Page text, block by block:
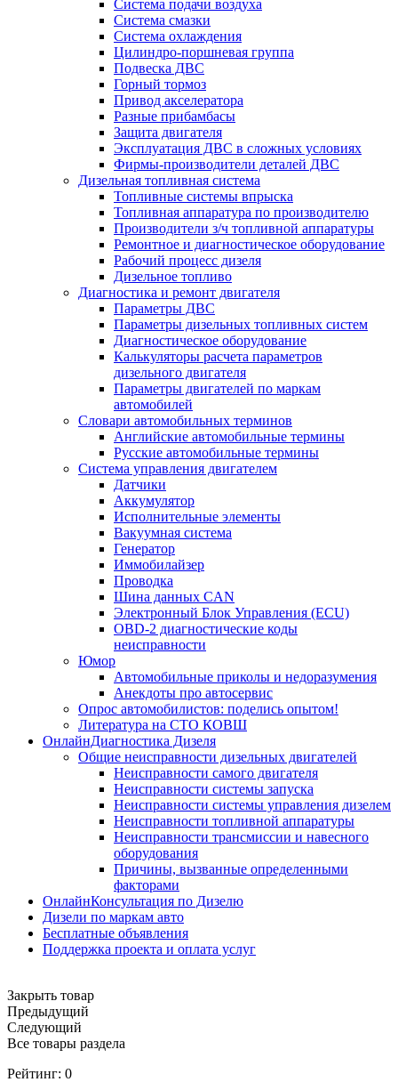
Система подачи воздуха
Система смазки
Система охлаждения
Цилиндро-поршневая группа
Подвеска ДВС
Горный тормоз
Привод акселератора
Разные прибамбасы
Защита двигателя
Эксплуатация ДВС в сложных условиях
Фирмы-производители деталей ДВС
Дизельная топливная система
Топливные системы впрыска
Топливная аппаратура по производителю
Производители з/ч топливной аппаратуры
Ремонтное и диагностическое оборудование
Рабочий процесс дизеля
Дизельное топливо
Диагностика и ремонт двигателя
Параметры ДВС
Параметры дизельных топливных систем
Диагностическое оборудование
Калькуляторы расчета параметров
дизельного двигателя
Параметры двигателей по маркам
автомобилей
Словари автомобильных терминов
Английские автомобильные термины
Русские автомобильные термины
Система управления двигателем
Датчики
Аккумулятор
Исполнительные элементы
Вакуумная система
Генератор
Иммобилайзер
Проводка
Шина данных CAN
Электронный Блок Управления (ECU)
OBD-2 диагностические коды
неисправности
Юмор
Автомобильные приколы и недоразумения
Анекдоты про автосервис
Опрос автомобилистов: поделись опытом!
Литература на СТО КОВШ
ОнлайнДиагностика Дизеля
Общие неисправности дизельных двигателей
Неисправности самого двигателя
Неисправности системы запуска
Неисправности системы управления дизелем
Неисправности топливной аппаратуры
Неисправности трансмиссии и навесного
оборудования
Причины, вызванные определенными
факторами
ОнлайнКонсультация по Дизелю
Дизели по маркам авто
Бесплатные объявления
Поддержка проекта и оплата услуг
Закрыть товар
Предыдущий
Следующий
Все товары раздела
Рейтинг: 0